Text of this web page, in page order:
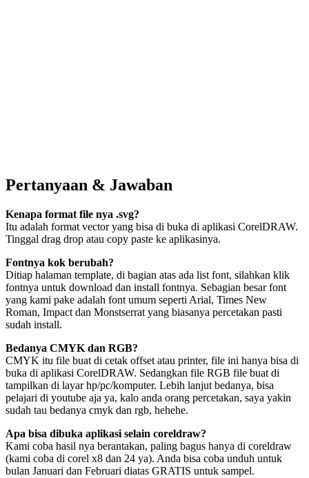
Pertanyaan & Jawaban
Kenapa format file nya .svg?
Itu adalah format vector yang bisa di buka di aplikasi CorelDRAW.
Tinggal drag drop atau copy paste ke aplikasinya.
Fontnya kok berubah?
Ditiap halaman template, di bagian atas ada list font, silahkan klik
fontnya untuk download dan install fontnya. Sebagian besar font
yang kami pake adalah font umum seperti Arial, Times New
Roman, Impact dan Monstserrat yang biasanya percetakan pasti
sudah install.
Bedanya CMYK dan RGB?
CMYK itu file buat di cetak offset atau printer, file ini hanya bisa di
buka di aplikasi CorelDRAW. Sedangkan file RGB file buat di
tampilkan di layar hp/pc/komputer. Lebih lanjut bedanya, bisa
pelajari di youtube aja ya, kalo anda orang percetakan, saya yakin
sudah tau bedanya cmyk dan rgb, hehehe.
Apa bisa dibuka aplikasi selain coreldraw?
Kami coba hasil nya berantakan, paling bagus hanya di coreldraw
(kami coba di corel x8 dan 24 ya). Anda bisa coba unduh untuk
bulan Januari dan Februari diatas GRATIS untuk sampel.